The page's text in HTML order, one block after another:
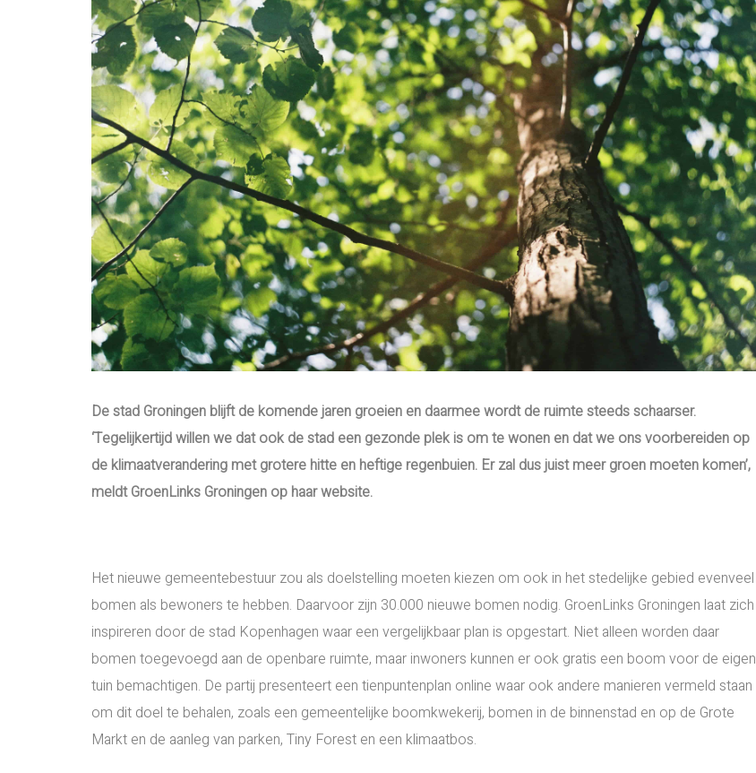
De stad Groningen blijft de komende jaren groeien en daarmee wordt de ruimte steeds schaarser.
‘Tegelijkertijd willen we dat ook de stad een gezonde plek is om te wonen en dat we ons voorbereiden op
de klimaatverandering met grotere hitte en heftige regenbuien. Er zal dus juist meer groen moeten komen’,
meldt GroenLinks Groningen op haar website.
Het nieuwe gemeentebestuur zou als doelstelling moeten kiezen om ook in het stedelijke gebied evenveel
bomen als bewoners te hebben. Daarvoor zijn 30.000 nieuwe bomen nodig. GroenLinks Groningen laat zich
inspireren door de stad Kopenhagen waar een vergelijkbaar plan is opgestart. Niet alleen worden daar
bomen toegevoegd aan de openbare ruimte, maar inwoners kunnen er ook gratis een boom voor de eigen
tuin bemachtigen. De partij presenteert een tienpuntenplan online waar ook andere manieren vermeld staan
om dit doel te behalen, zoals een gemeentelijke boomkwekerij, bomen in de binnenstad en op de Grote
Markt en de aanleg van parken, Tiny Forest en een klimaatbos.